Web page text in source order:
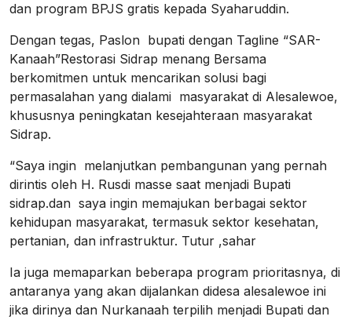
dan program BPJS gratis kepada Syaharuddin.
Dengan tegas, Paslon bupati dengan Tagline “SAR-
Kanaah”Restorasi Sidrap menang Bersama
berkomitmen untuk mencarikan solusi bagi
permasalahan yang dialami masyarakat di Alesalewoe,
khususnya peningkatan kesejahteraan masyarakat
Sidrap.
“Saya ingin melanjutkan pembangunan yang pernah
dirintis oleh H. Rusdi masse saat menjadi Bupati
sidrap.dan saya ingin memajukan berbagai sektor
kehidupan masyarakat, termasuk sektor kesehatan,
pertanian, dan infrastruktur. Tutur ,sahar
Ia juga memaparkan beberapa program prioritasnya, di
antaranya yang akan dijalankan didesa alesalewoe ini
jika dirinya dan Nurkanaah terpilih menjadi Bupati dan